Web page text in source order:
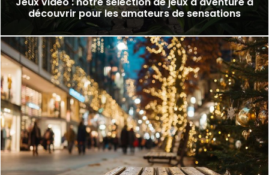
découvrir pour les amateurs de sensations